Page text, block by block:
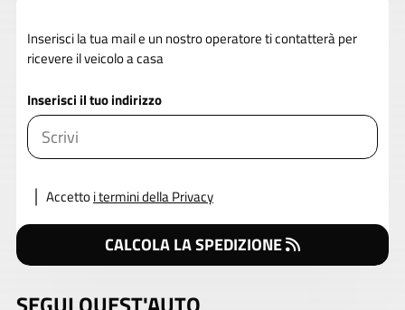
Inserisci la tua mail e un nostro operatore ti contatterà per
ricevere il veicolo a casa
Inserisci il tuo indirizzo
Accettoi termini della Privacy
CALCOLA LA SPEDIZIONE